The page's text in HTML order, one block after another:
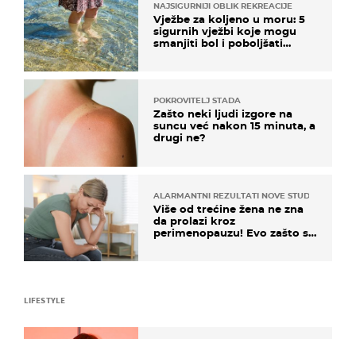
NAJSIGURNIJI OBLIK REKREACIJE
Vježbe za koljeno u moru: 5
sigurnih vježbi koje mogu
smanjiti bol i poboljšati
POKROVITELJ STADA
Zašto neki ljudi izgore na
suncu već nakon 15 minuta, a
drugi ne?
ALARMANTNI REZULTATI NOVE STUDIJE
Više od trećine žena ne zna
da prolazi kroz
perimenopauzu! Evo zašto su
LIFESTYLE